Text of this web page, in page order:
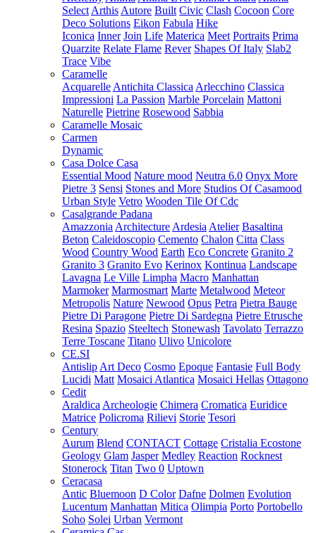
Select Arthis Autore Built Civic Clash Cocoon Core
Deco Solutions Eikon Fabula Hike
Iconica Inner Join Life Materica Meet Portraits Prima
Quarzite Relate Flame Rever Shapes Of Italy Slab2
Trace Vibe
Caramelle
Acquarelle Antichita Classica Arlecchino Classica
Impressioni La Passion Marble Porcelain Mattoni
Naturelle Pietrine Rosewood Sabbia
Caramelle Mosaic
Carmen
Dynamic
Casa Dolce Casa
Essential Mood Nature mood Neutra 6.0 Onyx More
Pietre 3 Sensi Stones and More Studios Of Casamood
Urban Style Vetro Wooden Tile Of Cdc
Casalgrande Padana
Amazzonia Architecture Ardesia Atelier Basaltina
Beton Caleidoscopio Cemento Chalon Citta Class
Wood Country Wood Earth Eco Concrete Granito 2
Granito 3 Granito Evo Kerinox Kontinua Landscape
Lavagna Le Ville Limpha Macro Manhattan
Marmoker Marmosmart Marte Metalwood Meteor
Metropolis Nature Newood Opus Petra Pietra Bauge
Pietre Di Paragone Pietre Di Sardegna Pietre Etrusche
Resina Spazio Steeltech Stonewash Tavolato Terrazzo
Terre Toscane Titano Ulivo Unicolore
CE.SI
Antislip Art Deco Cosmo Epoque Fantasie Full Body
Lucidi Matt Mosaici Atlantica Mosaici Hellas Ottagono
Cedit
Araldica Archeologie Chimera Cromatica Euridice
Matrice Policroma Rilievi Storie Tesori
Century
Aurum Blend CONTACT Cottage Cristalia Ecostone
Geology Glam Jasper Medley Reaction Rocknest
Stonerock Titan Two 0 Uptown
Ceracasa
Antic Bluemoon D Color Dafne Dolmen Evolution
Lucentum Manhattan Mitica Olimpia Porto Portobello
Soho Solei Urban Vermont